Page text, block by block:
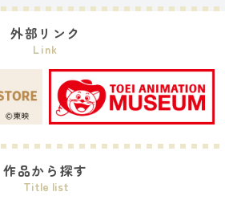
外部リンク
Link
作品から探す
Title list